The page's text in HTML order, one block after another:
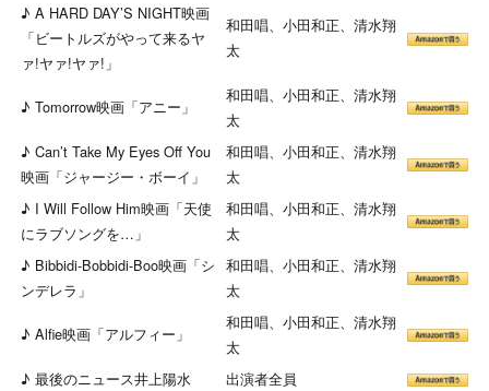
♪ A HARD DAY’S NIGHT映画
「ビートルズがやって来るヤ
ァ!ヤァ!ヤァ!」
和田唱、小田和正、清水翔
太
♪ Tomorrow映画「アニー」
和田唱、小田和正、清水翔
太
♪ Can’t Take My Eyes Off You
映画「ジャージー・ボーイ」
和田唱、小田和正、清水翔
太
♪ I Will Follow Him映画「天使
にラブソングを…」
和田唱、小田和正、清水翔
太
♪ Bibbidi-Bobbidi-Boo映画「シ
ンデレラ」
和田唱、小田和正、清水翔
太
♪ Alfie映画「アルフィー」
和田唱、小田和正、清水翔
太
♪ 最後のニュース井上陽水
出演者全員